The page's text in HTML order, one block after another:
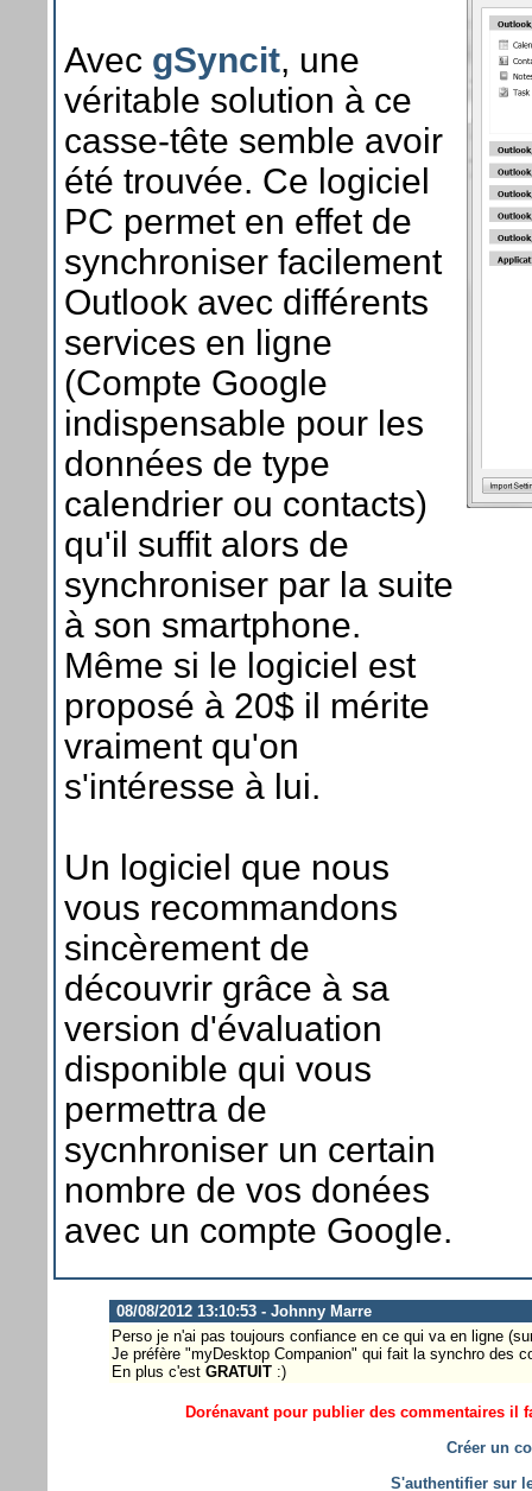
Avec gSyncit, une
véritable solution à ce
casse-tête semble avoir
été trouvée. Ce logiciel
PC permet en effet de
synchroniser facilement
Outlook avec différents
services en ligne
(Compte Google
indispensable pour les
données de type
calendrier ou contacts)
qu'il suffit alors de
synchroniser par la suite
à son smartphone.
Même si le logiciel est
proposé à 20$ il mérite
vraiment qu'on
s'intéresse à lui.
Un logiciel que nous
vous recommandons
sincèrement de
découvrir grâce à sa
version d'évaluation
disponible qui vous
permettra de
sycnhroniser un certain
nombre de vos donées
avec un compte Google.
08/08/2012 13:10:53 - Johnny Marre
Perso je n'ai pas toujours confiance en ce qui va en ligne
Je préfère "myDesktop Companion" qui fait la synchro des
En plus c'est GRATUIT:)
Dorénavant pour publier des commentaires il
Créer un
S'authentifier sur